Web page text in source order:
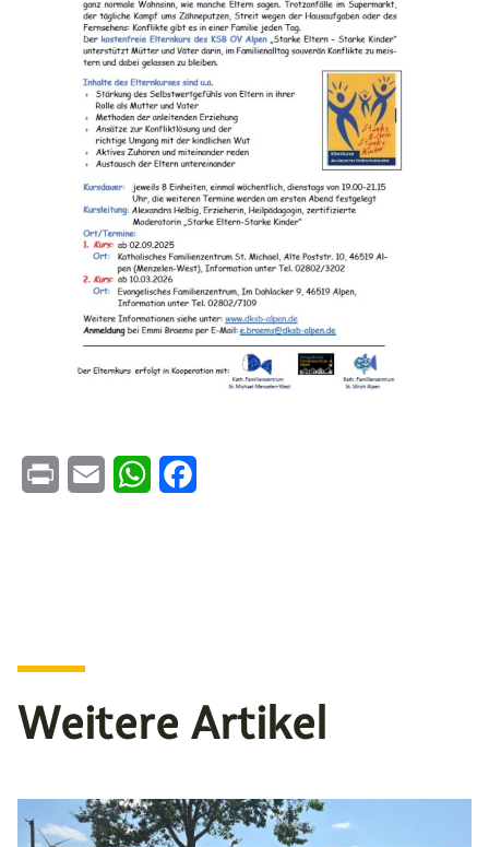
Print Email WhatsApp
Weitere Artikel